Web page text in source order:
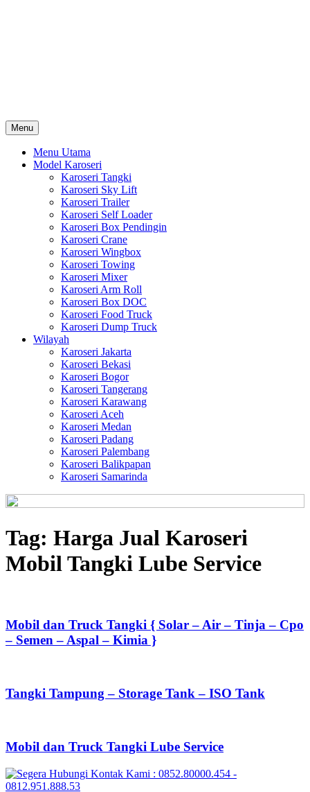
Menu
Menu Utama
Model Karoseri
Karoseri Tangki
Karoseri Sky Lift
Karoseri Trailer
Karoseri Self Loader
Karoseri Box Pendingin
Karoseri Crane
Karoseri Wingbox
Karoseri Towing
Karoseri Mixer
Karoseri Arm Roll
Karoseri Box DOC
Karoseri Food Truck
Karoseri Dump Truck
Wilayah
Karoseri Jakarta
Karoseri Bekasi
Karoseri Bogor
Karoseri Tangerang
Karoseri Karawang
Karoseri Aceh
Karoseri Medan
Karoseri Padang
Karoseri Palembang
Karoseri Balikpapan
Karoseri Samarinda
Tag: Harga Jual Karoseri
Mobil Tangki Lube Service
Mobil dan Truck Tangki { Solar – Air – Tinja – Cpo
– Semen – Aspal – Kimia }
Tangki Tampung – Storage Tank – ISO Tank
Mobil dan Truck Tangki Lube Service